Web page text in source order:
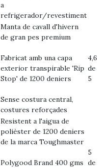
a
refrigerador/revestiment
Manta de cavall d'hivern
de gran pes premium
Fabricat amb una capa
exterior transpirable 'Rip
Stop' de 1200 deniers
Sense costura central,
costures reforçades
4,6
de
5
Resistent a l'aigua de
polièster de 1200 deniers
de la marca Toughmaster
Polygood Brand 400 gms
5
de